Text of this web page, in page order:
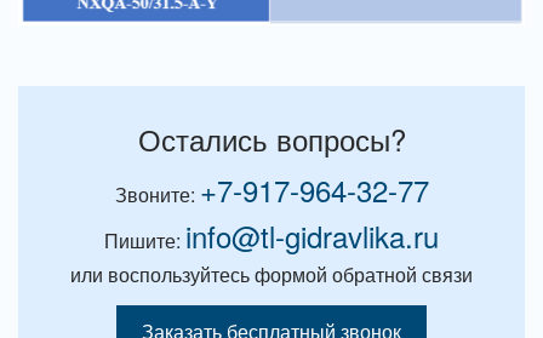
Остались вопросы?
Звоните: +7-917-964-32-77
Пишите: info@tl-gidravlika.ru
или воспользуйтесь формой обратной связи
Заказать бесплатный звонок